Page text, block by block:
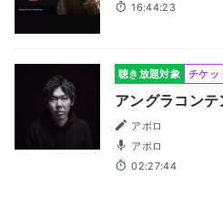
16:44:23
聴き放題対象 チケッ
アングラコン
アポロ
アポロ
02:27:44